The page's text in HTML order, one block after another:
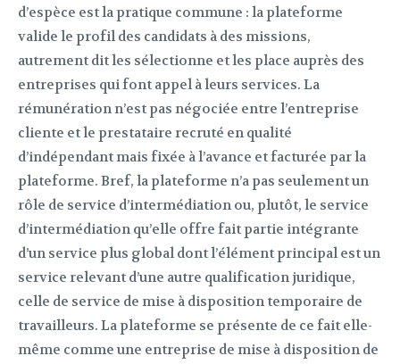
d’espèce est la pratique commune : la plateforme
valide le profil des candidats à des missions,
autrement dit les sélectionne et les place auprès des
entreprises qui font appel à leurs services. La
rémunération n’est pas négociée entre l’entreprise
cliente et le prestataire recruté en qualité
d’indépendant mais fixée à l’avance et facturée par la
plateforme. Bref, la plateforme n’a pas seulement un
rôle de service d’intermédiation ou, plutôt, le service
d’intermédiation qu’elle offre fait partie intégrante
d’un service plus global dont l’élément principal est un
service relevant d’une autre qualification juridique,
celle de service de mise à disposition temporaire de
travailleurs. La plateforme se présente de ce fait elle-
même comme une entreprise de mise à disposition de